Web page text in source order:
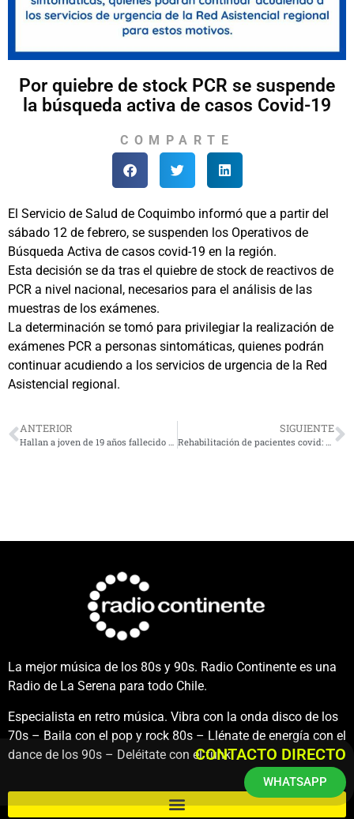
Por quiebre de stock PCR se suspende
la búsqueda activa de casos Covid-19
COMPARTE
El Servicio de Salud de Coquimbo informó que a partir del
sábado 12 de febrero, se suspenden los Operativos de
Búsqueda Activa de casos covid-19 en la región.
Esta decisión se da tras el quiebre de stock de reactivos de
PCR a nivel nacional, necesarios para el análisis de las
muestras de los exámenes.
La determinación se tomó para privilegiar la realización de
exámenes PCR a personas sintomáticas, quienes podrán
continuar acudiendo a los servicios de urgencia de la Red
Asistencial regional.
ANTERIOR
Hallan a joven de 19 años fallecido en plena calle en Coquimbo
SIGUIENTE
Rehabilitación de pacientes covid: el otro desafío de la atención de salud en pandemia
La mejor música de los 80s y 90s. Radio Continente es una
Radio de La Serena para todo Chile.
Especialista en retro música. Vibra con la onda disco de los
70s – Baila con el pop y rock 80s – Llénate de energía con el
dance de los 90s – Deléitate con el funk.CONTACTO DIRECTO
WHATSAPP